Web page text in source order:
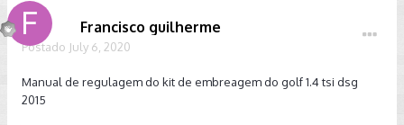
Francisco guilherme
Postado July 6, 2020
Manual de regulagem do kit de embreagem do golf 1.4 tsi dsg
2015